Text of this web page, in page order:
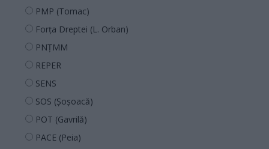
PMP (Tomac)
Forța Dreptei (L. Orban)
PNȚMM
REPER
SENS
SOS (Șoșoacă)
POT (Gavrilă)
PACE (Peia)